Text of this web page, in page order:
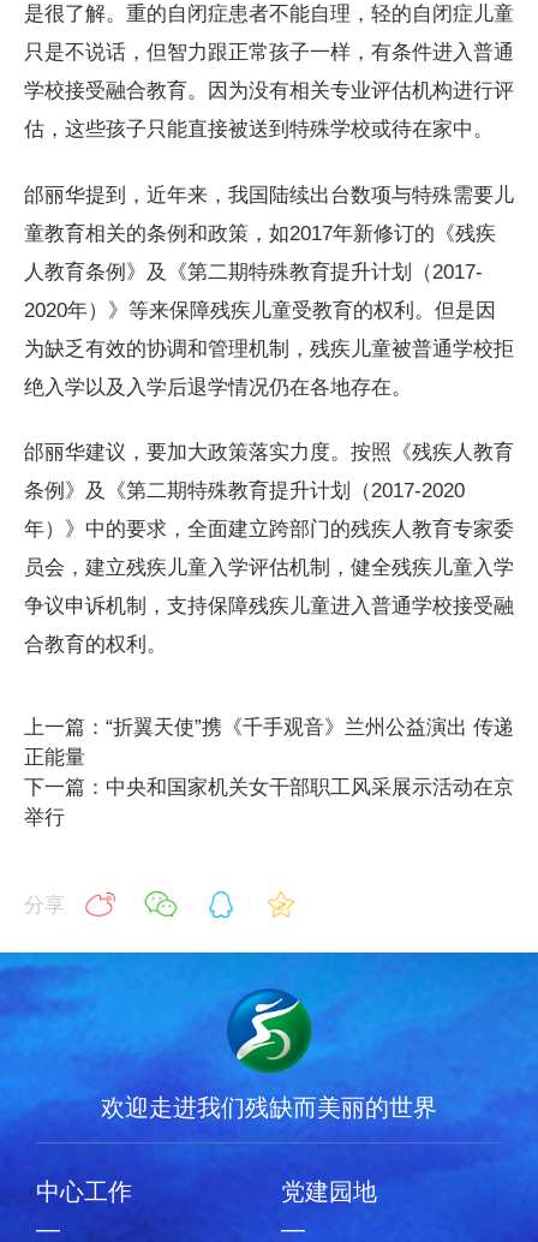
是很了解。重的自闭症患者不能自理，轻的自闭症儿童
只是不说话，但智力跟正常孩子一样，有条件进入普通
学校接受融合教育。因为没有相关专业评估机构进行评
估，这些孩子只能直接被送到特殊学校或待在家中。
邰丽华提到，近年来，我国陆续出台数项与特殊需要儿
童教育相关的条例和政策，如2017年新修订的《残疾
人教育条例》及《第二期特殊教育提升计划（2017-
2020年）》等来保障残疾儿童受教育的权利。但是因
为缺乏有效的协调和管理机制，残疾儿童被普通学校拒
绝入学以及入学后退学情况仍在各地存在。
邰丽华建议，要加大政策落实力度。按照《残疾人教育
条例》及《第二期特殊教育提升计划（2017-2020
年）》中的要求，全面建立跨部门的残疾人教育专家委
员会，建立残疾儿童入学评估机制，健全残疾儿童入学
争议申诉机制，支持保障残疾儿童进入普通学校接受融
合教育的权利。
上一篇：“折翼天使”携《千手观音》兰州公益演出 传递
正能量
下一篇：中央和国家机关女干部职工风采展示活动在京
举行
分享
欢迎走进我们残缺而美丽的世界
中心工作
—
党建园地
—